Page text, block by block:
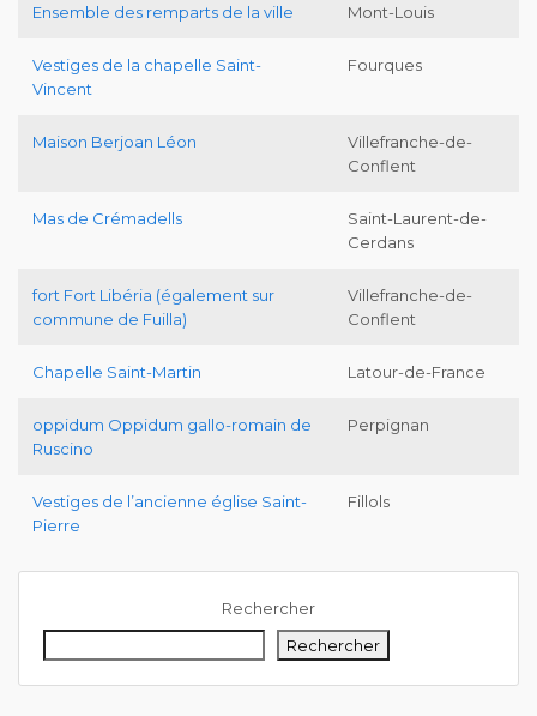
Ensemble des remparts de la ville Mont-Louis
Vestiges de la chapelle Saint-
Vincent
Fourques
Maison Berjoan Léon
Villefranche-de-
Conflent
Mas de Crémadells
Saint-Laurent-de-
Cerdans
fort Fort Libéria (également sur
commune de Fuilla)
Villefranche-de-
Conflent
Chapelle Saint-Martin Latour-de-France
oppidum Oppidum gallo-romain de
Ruscino
Perpignan
Vestiges de l’ancienne église Saint-
Pierre
Fillols
Rechercher
Rechercher